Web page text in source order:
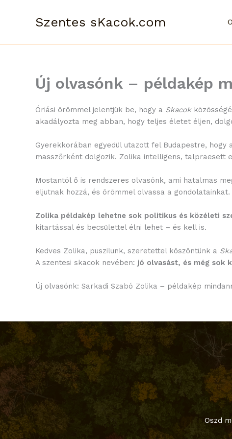
Szentes sKacok.com
Új olvasónk – példakép
Óriási örömmel jelentjük be, hogy a Skacok
akadályozta meg abban, hogy teljes életet éljen,
Gyerekkorában egyedül utazott fel Budapestre, hogy
masszőrként dolgozik. Zolika intelligens, talpraesett
Mostantól ő is rendszeres olvasónk, ami hatalmas
eljutnak hozzá, és örömmel olvassa a
Zolika példakép lehetne sok politikus és közéleti
kitartással és becsülettel élni lehet – és kell is.
Kedves Zolika, puszilunk, szeretettel köszöntünk a
A szentesi skacok nevében: jó olvasást, és még sok
Új olvasónk: Sarkadi Szabó Zolika – példakép
Oszd